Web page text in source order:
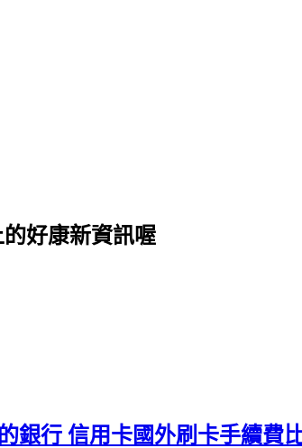
好康新資訊喔
銀行 信用卡國外刷卡手續費